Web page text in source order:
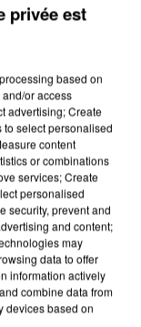
privée est
based on
or access
advertising; Create
select personalised
content
or combinations
services; Create
personalised
security, prevent and
and content;
may
data to offer
information actively
combine data from
devices based on